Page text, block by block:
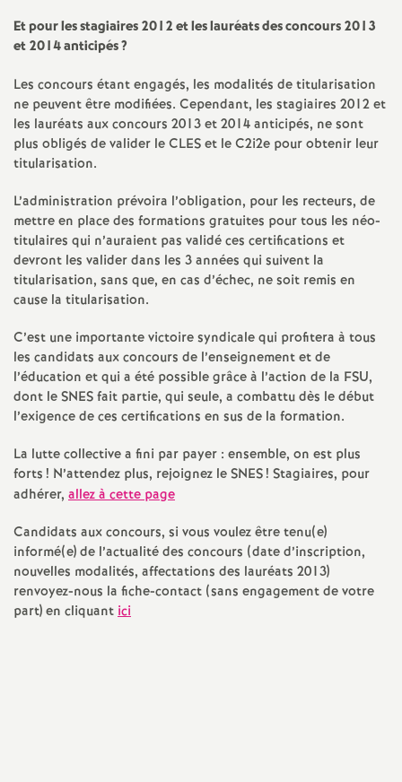
m
e
n
s
d
S
e
c
o
n
d
Et pour les stagiaires 2012 et les lauréats des concours 2013
et 2014 anticipés?
Les concours étant engagés, les modalités de titularisation
ne peuvent être modifiées. Cependant, les stagiaires 2012 et
les lauréats aux concours 2013 et 2014 anticipés, ne sont
plus obligés de valider le CLES et le C2i2e pour obtenir leur
titularisation.
L’administration prévoira l’obligation, pour les recteurs, de
mettre en place des formations gratuites pour tous les néo-
titulaires qui n’auraient pas validé ces certifications et
devront les valider dans les 3 années qui suivent la
titularisation, sans que, en cas d’échec, ne soit remis en
cause la titularisation.
C’est une importante victoire syndicale qui profitera à tous
les candidats aux concours de l’enseignement et de
l’éducation et qui a été possible grâce à l’action de la FSU,
dont le SNES fait partie, qui seule, a combattu dès le début
l’exigence de ces certifications en sus de la formation.
La lutte collective a fini par payer : ensemble, on est plus
forts ! N’attendez plus, rejoignez le SNES! Stagiaires, pour
adhérer, allez à cette page
Candidats aux concours, si vous voulez être tenu(e)
informé(e) de l’actualité des concours (date d’inscription,
nouvelles modalités, affectations des lauréats 2013)
renvoyez-nous la fiche-contact (sans engagement de votre
part) en cliquantici